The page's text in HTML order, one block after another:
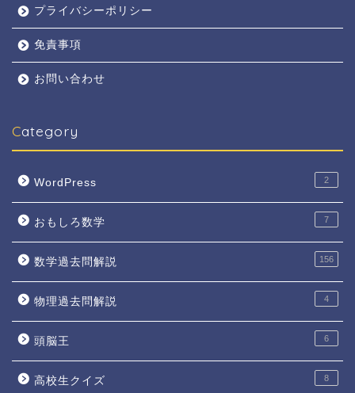
プライバシーポリシー
免責事項
お問い合わせ
Category
WordPress 2
おもしろ数学 7
数学過去問解説 156
物理過去問解説 4
頭脳王 6
高校生クイズ 8